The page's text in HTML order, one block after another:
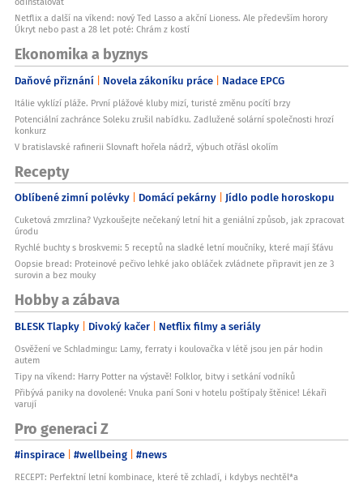
Netflix a další na víkend: nový Ted Lasso a akční Lioness. Ale především horory
Úkryt nebo past a 28 let poté: Chrám z kostí
Ekonomika a byznys
Daňové přiznání Novela zákoníku práce Nadace EPCG
Itálie vyklízí pláže. První plážové kluby mizí, turisté změnu pocítí brzy
Potenciální zachránce Soleku zrušil nabídku. Zadlužené solární společnosti hrozí
konkurz
V bratislavské rafinerii Slovnaft hořela nádrž, výbuch otřásl okolím
Recepty
Oblíbené zimní polévky Domácí pekárny Jídlo podle horoskopu
Cuketová zmrzlina? Vyzkoušejte nečekaný letní hit a geniální způsob, jak zpracovat
úrodu
Rychlé buchty s broskvemi: 5 receptů na sladké letní moučníky, které mají šťávu
Oopsie bread: Proteinové pečivo lehké jako obláček zvládnete připravit jen ze 3
surovin a bez mouky
Hobby a zábava
BLESK Tlapky Divoký kačer Netflix filmy a seriály
Osvěžení ve Schladmingu: Lamy, ferraty i koulovačka v létě jsou jen pár hodin
autem
Tipy na víkend: Harry Potter na výstavě! Folklor, bitvy i setkání vodníků
Přibývá paniky na dovolené: Vnuka paní Soni v hotelu poštípaly štěnice! Lékaři
varují
Pro generaci Z
#inspirace #wellbeing #news
RECEPT: Perfektní letní kombinace, které tě zchladí, i kdybys nechtěl*a